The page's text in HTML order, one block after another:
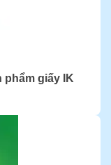
phẩm giấy IK